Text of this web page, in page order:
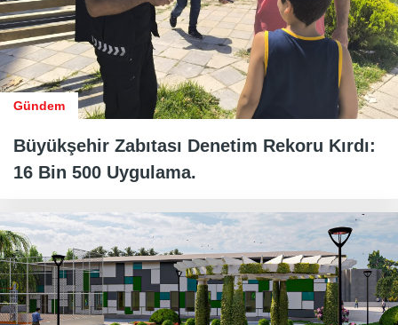
Gündem
Büyükşehir Zabıtası Denetim Rekoru Kırdı:
16 Bin 500 Uygulama.